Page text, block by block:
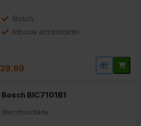
Bosch
Inbouw accessoires
29,99
Bosch BIC7101B1
Warmhoudlade